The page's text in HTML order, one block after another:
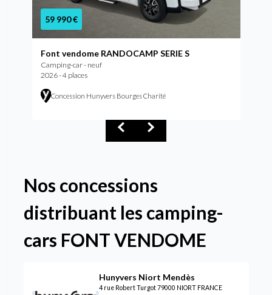
59 990 €
Font vendome RANDOCAMP SERIE S
Camping-car - neuf
2026 - 4 places
Concession Hunyvers Bourges Charité
Nos concessions
distribuant les camping-
cars FONT VENDOME
Hunyvers Niort Mendès
4 rue Robert Turgot 79000 NIORT FRANCE